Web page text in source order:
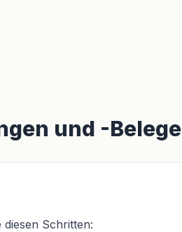
und -Belege
Schritten: